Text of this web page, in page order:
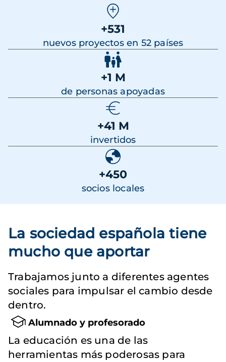
+531
nuevos proyectos en 52 países
+1 M
de personas apoyadas
+41 M
invertidos
+450
socios locales
La sociedad española tiene
mucho que aportar
Trabajamos junto a diferentes agentes
sociales para impulsar el cambio desde
dentro.
Alumnado y profesorado
La educación es una de las
herramientas más poderosas para